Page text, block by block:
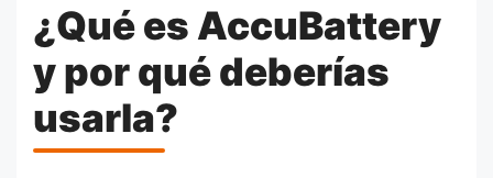
¿Qué es AccuBattery
y por qué deberías
usarla?